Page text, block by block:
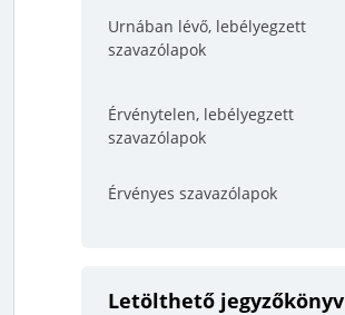
Urnában lévő, lebélyegzett
szavazólapok
Érvénytelen, lebélyegzett
szavazólapok
Érvényes szavazólapok
Letölthető jegyzőkönyv